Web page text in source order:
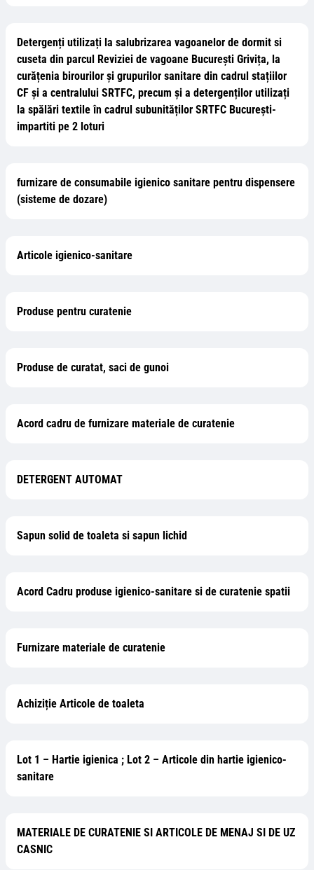
Detergenți utilizați la salubrizarea vagoanelor de dormit si
cuseta din parcul Reviziei de vagoane București Grivița, la
curățenia birourilor și grupurilor sanitare din cadrul stațiilor
CF și a centralului SRTFC, precum și a detergenților utilizați
la spălări textile în cadrul subunităților SRTFC București-
impartiti pe 2 loturi
furnizare de consumabile igienico sanitare pentru dispensere
(sisteme de dozare)
Articole igienico-sanitare
Produse pentru curatenie
Produse de curatat, saci de gunoi
Acord cadru de furnizare materiale de curatenie
DETERGENT AUTOMAT
Sapun solid de toaleta si sapun lichid
Acord Cadru produse igienico-sanitare si de curatenie spatii
Furnizare materiale de curatenie
Achiziție Articole de toaleta
Lot 1 – Hartie igienica ; Lot 2 – Articole din hartie igienico-
sanitare
MATERIALE DE CURATENIE SI ARTICOLE DE MENAJ SI DE UZ
CASNIC